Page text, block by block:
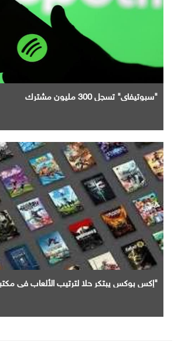
"سبوتيفاي" تسجل 300 مليون مشترك
"إكس بوكس يبتكر حلا لترتيب الألعاب في